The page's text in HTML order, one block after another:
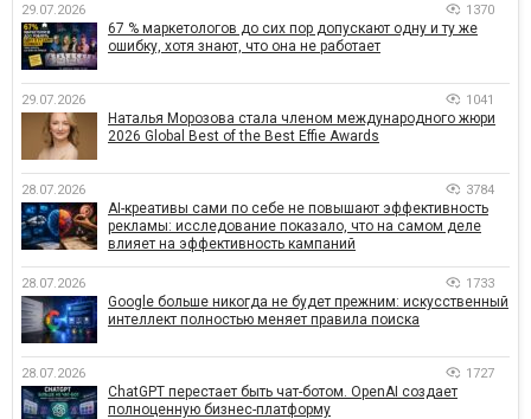
29.07.2026 1370
67 % маркетологов до сих пор допускают одну и ту же
ошибку, хотя знают, что она не работает
29.07.2026 1041
Наталья Морозова стала членом международного жюри
2026 Global Best of the Best Effie Awards
28.07.2026 3784
AI-креативы сами по себе не повышают эффективность
рекламы: исследование показало, что на самом деле
влияет на эффективность кампаний
28.07.2026 1733
Google больше никогда не будет прежним: искусственный
интеллект полностью меняет правила поиска
28.07.2026 1727
ChatGPT перестает быть чат-ботом. OpenAI создает
полноценную бизнес-платформу